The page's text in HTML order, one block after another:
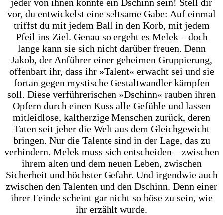
jeder von ihnen könnte ein Dschinn sein! Stell dir
vor, du entwickelst eine seltsame Gabe: Auf einmal
triffst du mit jedem Ball in den Korb, mit jedem
Pfeil ins Ziel. Genau so ergeht es Melek – doch
lange kann sie sich nicht darüber freuen. Denn
Jakob, der Anführer einer geheimen Gruppierung,
offenbart ihr, dass ihr »Talent« erwacht sei und sie
fortan gegen mystische Gestaltwandler kämpfen
soll. Diese verführerischen »Dschinn« rauben ihren
Opfern durch einen Kuss alle Gefühle und lassen
mitleidlose, kaltherzige Menschen zurück, deren
Taten seit jeher die Welt aus dem Gleichgewicht
bringen. Nur die Talente sind in der Lage, das zu
verhindern. Melek muss sich entscheiden – zwischen
ihrem alten und dem neuen Leben, zwischen
Sicherheit und höchster Gefahr. Und irgendwie auch
zwischen den Talenten und den Dschinn. Denn einer
ihrer Feinde scheint gar nicht so böse zu sein, wie
ihr erzählt wurde.